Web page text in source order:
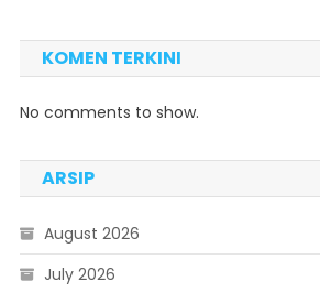
KOMEN TERKINI
No comments to show.
ARSIP
August 2026
July 2026